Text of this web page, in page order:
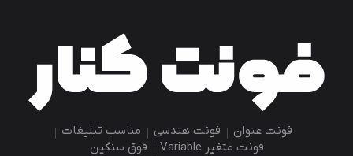
فونت عنوان فونت هندسی
مناسب تبلیغات
فونت متغیر Variable
فوق سنگین